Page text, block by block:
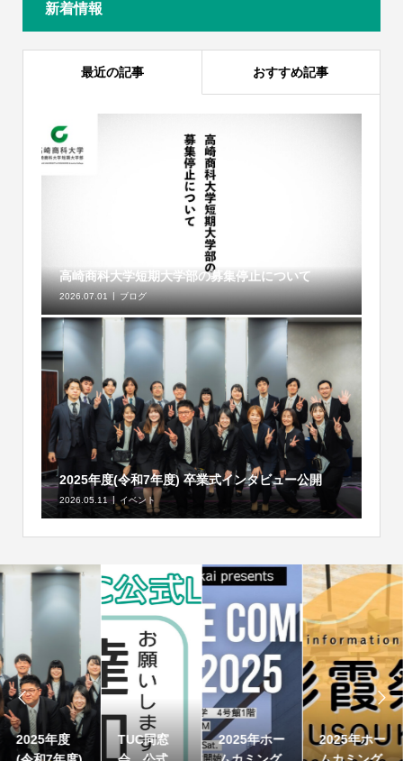
新着情報
最近の記事 おすすめ記事
高崎商科大学短期大学部の募集停止について
2026.07.01 ブログ
2025年度(令和7年度) 卒業式インタビュー公開
2026.05.11 イベント

2025年度
TUC同窓
2025年ホー
2025年ホー
